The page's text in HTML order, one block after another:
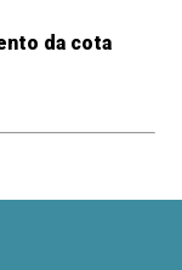
da cota